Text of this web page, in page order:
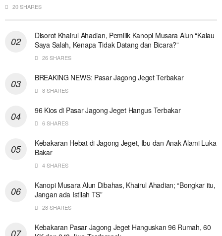
20 SHARES
Disorot Khairul Ahadian, Pemilik Kanopi Musara Alun “Kalau
Saya Salah, Kenapa Tidak Datang dan Bicara?”
26 SHARES
BREAKING NEWS: Pasar Jagong Jeget Terbakar
8 SHARES
96 Kios di Pasar Jagong Jeget Hangus Terbakar
6 SHARES
Kebakaran Hebat di Jagong Jeget, Ibu dan Anak Alami Luka
Bakar
4 SHARES
Kanopi Musara Alun Dibahas, Khairul Ahadian; “Bongkar itu,
Jangan ada Istilah TS”
28 SHARES
Kebakaran Pasar Jagong Jeget Hanguskan 96 Rumah, 60